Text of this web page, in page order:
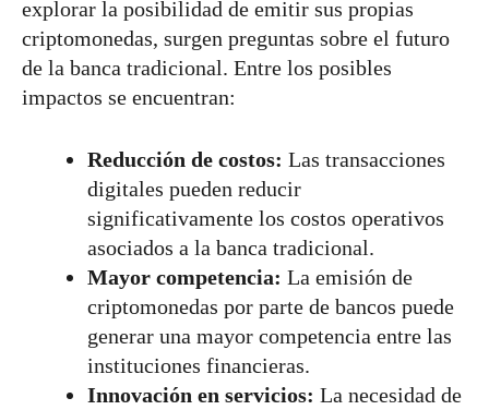
explorar la posibilidad de emitir sus propias
criptomonedas, surgen preguntas sobre el futuro
de la banca tradicional. Entre los posibles
impactos se encuentran:
Reducción de costos: Las transacciones
digitales pueden reducir
significativamente los costos operativos
asociados a la banca tradicional.
Mayor competencia: La emisión de
criptomonedas por parte de bancos puede
generar una mayor competencia entre las
instituciones financieras.
Innovación en servicios: La necesidad de